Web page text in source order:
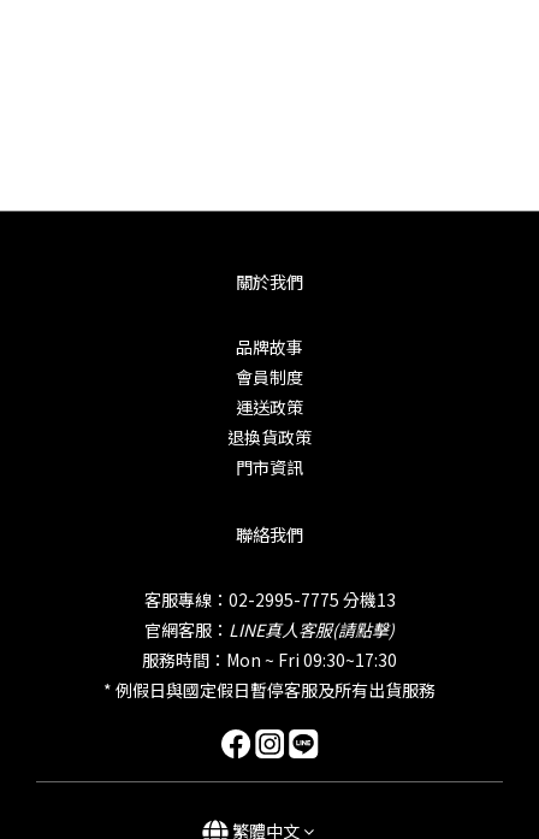
關於我們
品牌故事
會員制度
運送政策
退換貨政策
門市資訊
聯絡我們
客服專線：02-2995-7775 分機13
官網客服： LINE真人客服(請點擊)
服務時間：Mon ~ Fri 09:30~17:30
* 例假日與國定假日暫停客服及所有出貨服務
繁體中文